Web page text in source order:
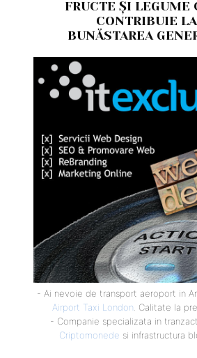
FRUCTE ȘI LEGUME
CONTRIBUIE LA
BUNĂSTAREA
- Ai nevoie de transport aeroport in
Airport Taxi London . Calitate la
- Companie specializata in
Criptomonede si infrastructura